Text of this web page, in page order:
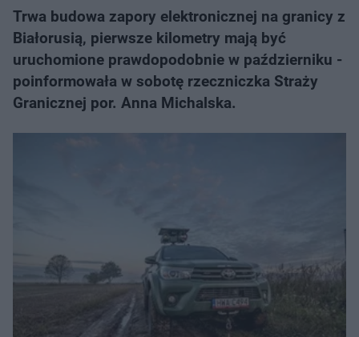
Trwa budowa zapory elektronicznej na granicy z
Białorusią, pierwsze kilometry mają być
uruchomione prawdopodobnie w październiku -
poinformowała w sobotę rzeczniczka Straży
Granicznej por. Anna Michalska.